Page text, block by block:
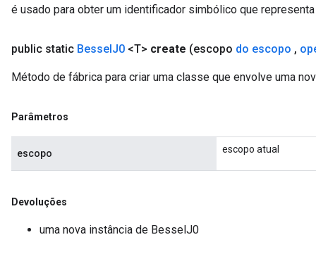
é usado para obter um identificador simbólico que
public static BesselJ0 <T> create (escopo do escopo ,
Método de fábrica para criar uma classe que envolve uma
Parâmetros
escopo escopo atual
Devoluções
uma nova instância de BesselJ0